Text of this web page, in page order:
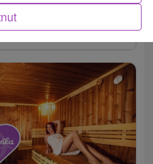
Tatry a vstupy do
(počet...